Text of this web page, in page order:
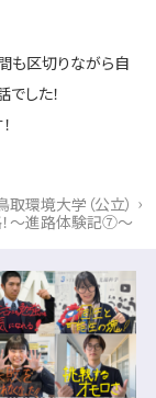
も区切りながら自
した！
取環境大学（公立）
～進路体験記⑦～
›